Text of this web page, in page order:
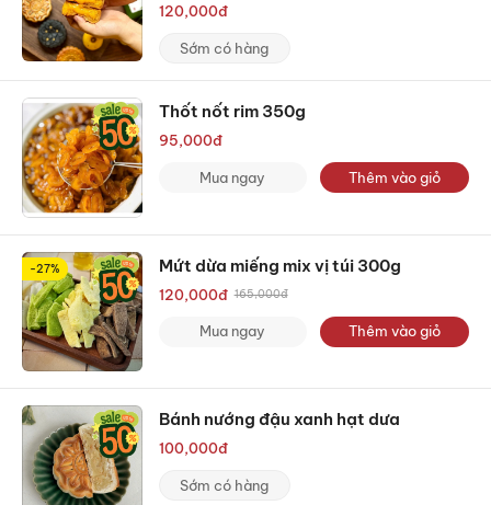
120,000đ
Sớm có hàng
Thốt nốt rim 350g
95,000đ
Mua ngay Thêm vào giỏ
-27% Mứt dừa miếng mix vị túi 300g
120,000đ 165,000đ
Mua ngay Thêm vào giỏ
Bánh nướng đậu xanh hạt dưa
100,000đ
Sớm có hàng